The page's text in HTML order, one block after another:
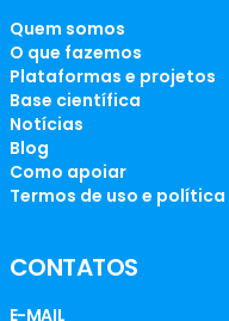
Quem somos
O que fazemos
Plataformas e projetos
Base científica
Notícias
Blog
Como apoiar
Termos de uso e
CONTATOS
E-MAIL